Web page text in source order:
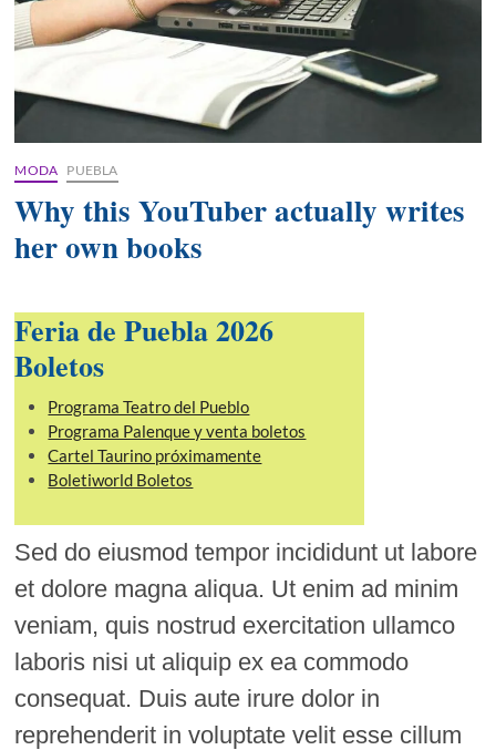
MODA PUEBLA
Why this YouTuber actually writes
her own books
Feria de Puebla 2026
Boletos
Programa Teatro del Pueblo
Programa Palenque y venta boletos
Cartel Taurino próximamente
Boletiworld Boletos
Sed do eiusmod tempor incididunt ut labore
et dolore magna aliqua. Ut enim ad minim
veniam, quis nostrud exercitation ullamco
laboris nisi ut aliquip ex ea commodo
consequat. Duis aute irure dolor in
reprehenderit in voluptate velit esse cillum